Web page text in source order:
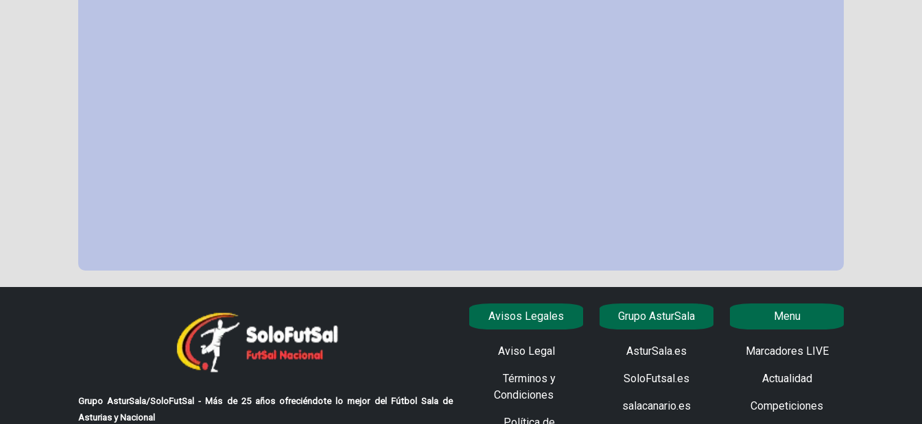
Grupo AsturSala/SoloFutSal - Más de 25 años ofreciéndote lo mejor del Fútbol Sala de
Asturias y Nacional
Avisos Legales
Aviso Legal
Términos y
Condiciones
Grupo AsturSala
AsturSala.es
SoloFutsal.es
salacanario.es
Menu
Marcadores LIVE
Actualidad
Competiciones